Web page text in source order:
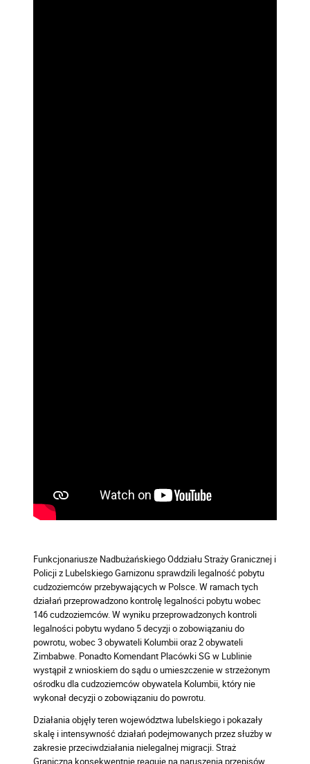
Funkcjonariusze Nadbużańskiego Oddziału Straży Granicznej i
Policji z Lubelskiego Garnizonu sprawdzili legalność pobytu
cudzoziemców przebywających w Polsce. W ramach tych
działań przeprowadzono kontrolę legalności pobytu wobec
146 cudzoziemców. W wyniku przeprowadzonych kontroli
legalności pobytu wydano 5 decyzji o zobowiązaniu do
powrotu, wobec 3 obywateli Kolumbii oraz 2 obywateli
Zimbabwe. Ponadto Komendant Placówki SG w Lublinie
wystąpił z wnioskiem do sądu o umieszczenie w strzeżonym
ośrodku dla cudzoziemców obywatela Kolumbii, który nie
wykonał decyzji o zobowiązaniu do powrotu.
Działania objęły teren województwa lubelskiego i pokazały
skalę i intensywność działań podejmowanych przez służby w
zakresie przeciwdziałania nielegalnej migracji. Straż